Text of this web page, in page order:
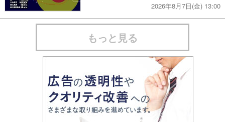
2026年8月7日(金) 13:00
もっと見る